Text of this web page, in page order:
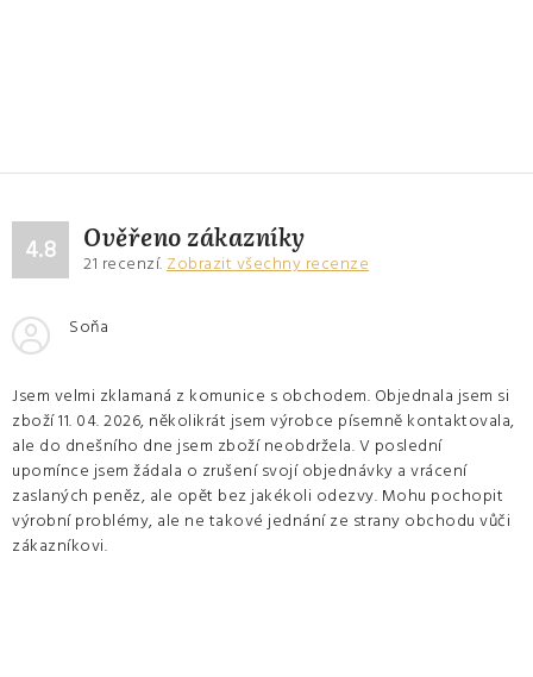
4.8 Ověřeno zákazníky
21 recenzí. Zobrazit všechny recenze
Soňa
Jsem velmi zklamaná z komunice s obchodem. Objednala jsem si
zboží 11. 04. 2026, několikrát jsem výrobce písemně kontaktovala,
ale do dnešního dne jsem zboží neobdržela. V poslední
upomínce jsem žádala o zrušení svojí objednávky a vrácení
zaslaných peněz, ale opět bez jakékoli odezvy. Mohu pochopit
výrobní problémy, ale ne takové jednání ze strany obchodu vůči
zákazníkovi.